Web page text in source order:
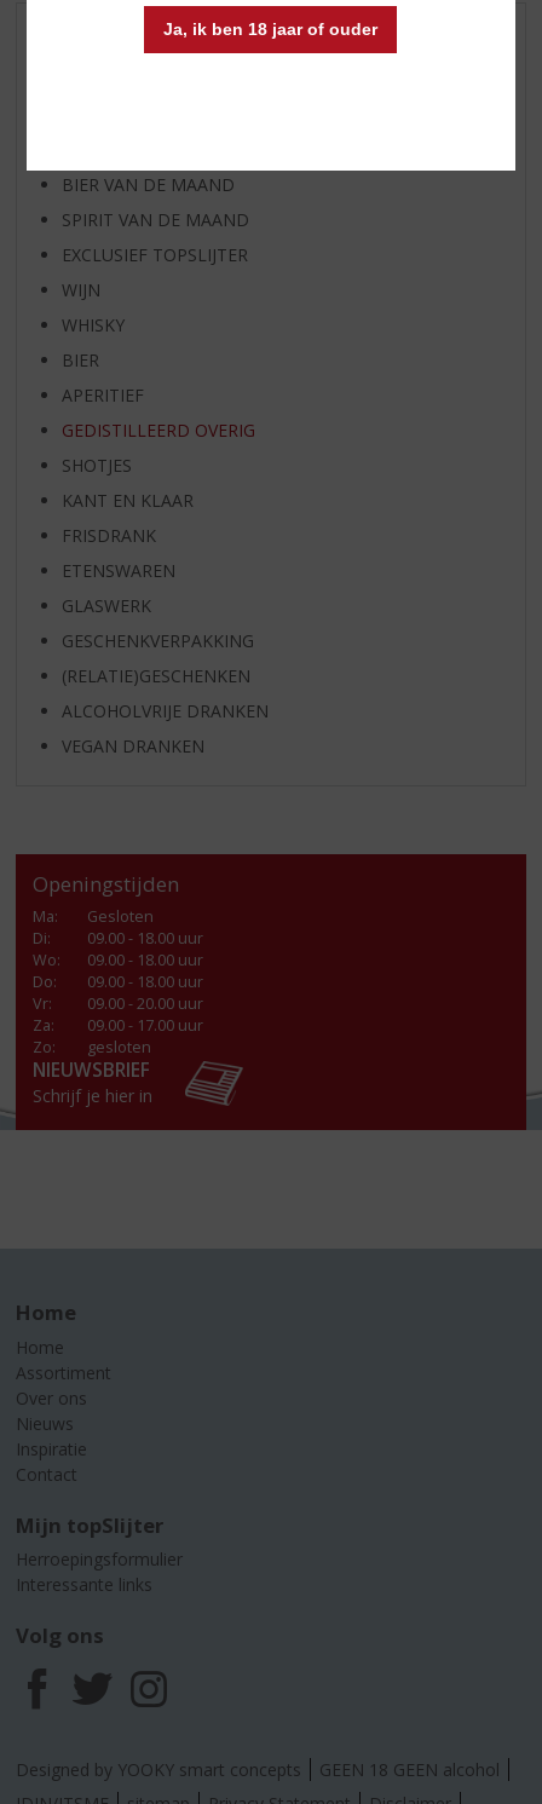
Ja, ik ben 18 jaar of ouder
AANBIEDINGEN
BIER VAN DE MAAND
SPIRIT VAN DE MAAND
EXCLUSIEF TOPSLIJTER
WIJN
WHISKY
BIER
APERITIEF
GEDISTILLEERD OVERIG
SHOTJES
KANT EN KLAAR
FRISDRANK
ETENSWAREN
GLASWERK
GESCHENKVERPAKKING
(RELATIE)GESCHENKEN
ALCOHOLVRIJE DRANKEN
VEGAN DRANKEN
Openingstijden
Ma:
Gesloten
Di:
09.00 - 18.00 uur
Wo:
09.00 - 18.00 uur
Do:
09.00 - 18.00 uur
Vr:
09.00 - 20.00 uur
Za:
09.00 - 17.00 uur
Zo:
gesloten
NIEUWSBRIEF
Schrijf je hier in
Home
Home
Assortiment
Over ons
Nieuws
Inspiratie
Contact
Mijn topSlijter
Herroepingsformulier
Interessante links
Volg ons
F
a
T
w
I
n
Designed by YOOKY smart concepts
GEEN 18 GEEN alcohol